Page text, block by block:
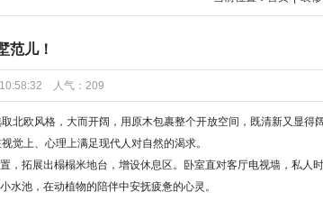
范儿！
人气：209
欧风格，大而开阔，用原木包裹整个开放空间，既清新又显得阔
觉上、心理上满足现代人对自然的渴求。
拓展出榻榻米地台，增设休息区。卧室直对客厅电视墙，私人
池，在动植物的陪伴中安抚疲惫的心灵。